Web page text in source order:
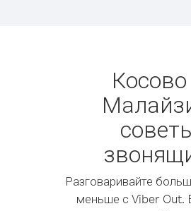
Косово
Разговаривайте
меньше с Viber Out.